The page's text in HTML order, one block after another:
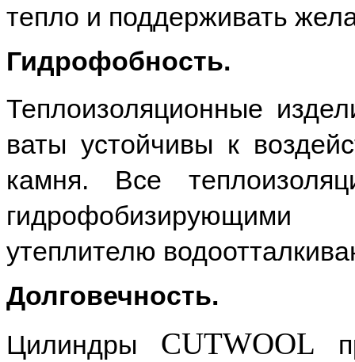
тепло и поддерживать
Гидрофобность.
Теплоизоляционные
ваты устойчивы к
камня. Все
утеплителю
Долговечность.
Цилиндры CUTWOOL